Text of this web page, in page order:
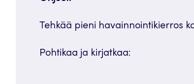
Tehkää pieni havainnointikierros
Pohtikaa ja kirjatkaa: